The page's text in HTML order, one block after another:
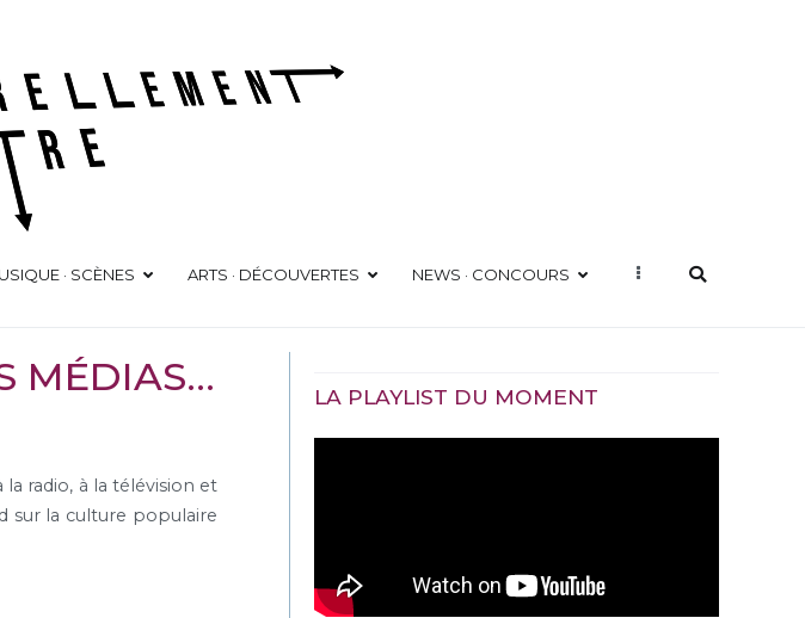
· SCÈNES ARTS · DÉCOUVERTES NEWS · CONCOURS
MÉDIAS…
radio, à la télévision et
sur la culture populaire
LA PLAYLIST DU MOMENT